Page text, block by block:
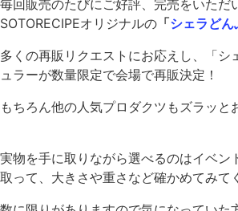
毎回販売のたびにご好評、完売をいただ
SOTORECIPEオリジナルの 「シェラど
多くの再販リクエストにお応えし、「シ
ュラーが数量限定で会場で再販決定！
もちろん他の人気プロダクツもズラッと
実物を手に取りながら選べるのはイベン
取って、大きさや重さなど確かめてみて